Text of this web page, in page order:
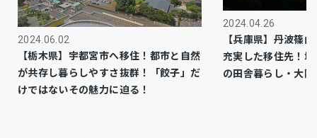
用途地域 1種中高
設備・条件 －
備考
－
2024.06.02
【栃木県】宇都宮市へ移住！都市と自然
が共存し暮らしやすさ抜群！「餃子」だ
けではないその魅力に迫る！
2024.04.26
【兵庫県】丹波篠
充実した移住先！
の田舎暮らし・大